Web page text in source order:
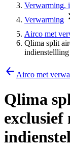
Verwarming,
Verwarming
Airco met
Qlima split
indienstellling
Airco met
Qlima
exclusief